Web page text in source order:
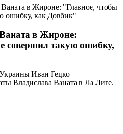
Ваната в Жироне: "Главное, чтобы
ошибку, как Довбик"
в Жироне:
совершил такую ошибку,
Иван Гецко
Владислава Ваната в Ла Лиге.